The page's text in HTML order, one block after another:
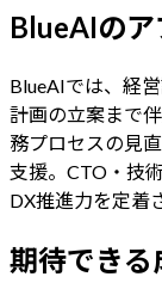
BlueAIの
BlueAIでは、経
計画の立案まで
務プロセスの見
支援。CTO・技
DX推進力を定着
期待できる